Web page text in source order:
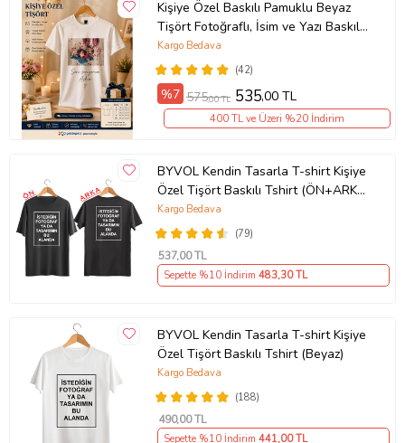
Kişiye Özel Baskılı Pamuklu Beyaz
Tişört Fotoğraflı, İsim ve Yazı Baskılı
Unisex Bisiklet Yaka
(42)
Kargo Bedava
%7 575,00 TL 535,00 TL
400 TL ve Üzeri %20 İndirim
BYVOL Kendin Tasarla T-shirt Kişiye
Özel Tişört Baskılı Tshirt (ÖN+ARKA
BASKI) (Siyah)
(79)
Kargo Bedava
537,00 TL
Sepette %10 İndirim 483,30 TL
BYVOL Kendin Tasarla T-shirt Kişiye
Özel Tişört Baskılı Tshirt (Beyaz)
(188)
Kargo Bedava
490,00 TL
Sepette %10 İndirim 441,00 TL